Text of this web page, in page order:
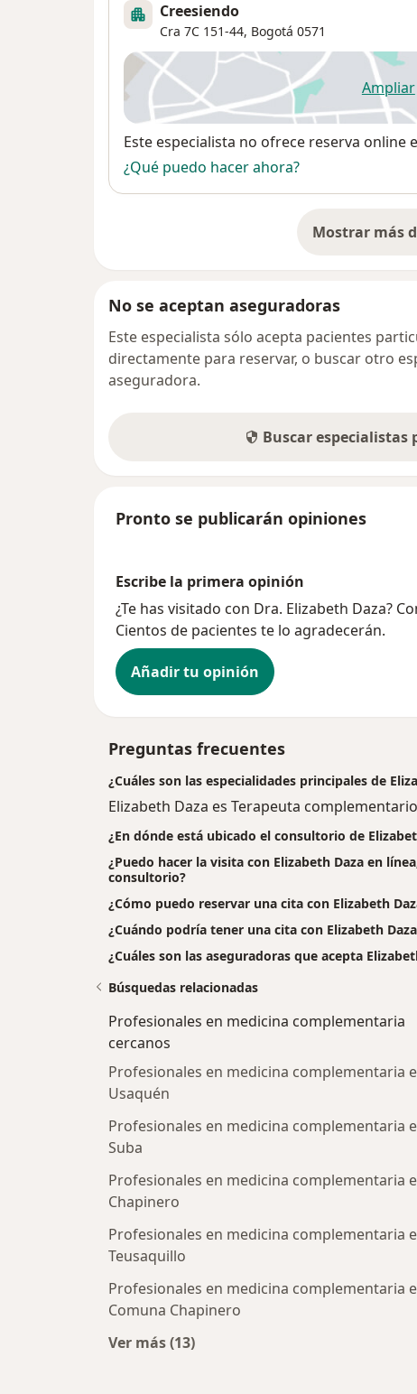
Creesiendo
Cra 7C 151-44, Bogotá 0571
Ampliar
se
Disponibilidad
Este especialista no ofrece reserva online
¿Qué puedo hacer ahora?
Mostrar más
No se aceptan aseguradoras
Este especialista sólo acepta pacientes
directamente para reservar, o buscar otro
aseguradora.
Buscar especialistas
Pronto se publicarán opiniones
Escribe la primera opinión
¿Te has visitado con Dra. Elizabeth Daza?
Cientos de pacientes te lo agradecerán.
Añadir tu opinión
Preguntas frecuentes
¿Cuáles son las especialidades principales de
Elizabeth Daza es Terapeuta
¿En dónde está ubicado el consultorio de
¿Puedo hacer la visita con Elizabeth Daza en
consultorio?
¿Cómo puedo reservar una cita con Elizabeth
¿Cuándo podría tener una cita con Elizabeth
¿Cuáles son las aseguradoras que acepta
Búsquedas relacionadas
Profesionales en medicina complementaria
cercanos
Profesionales en medicina complementaria
Usaquén
Profesionales en medicina complementaria
Suba
Profesionales en medicina complementaria
Chapinero
Profesionales en medicina complementaria
Teusaquillo
Profesionales en medicina complementaria
Comuna Chapinero
Ver más (13)